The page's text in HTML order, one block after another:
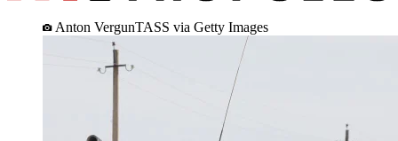
Anton VergunTASS via Getty Images